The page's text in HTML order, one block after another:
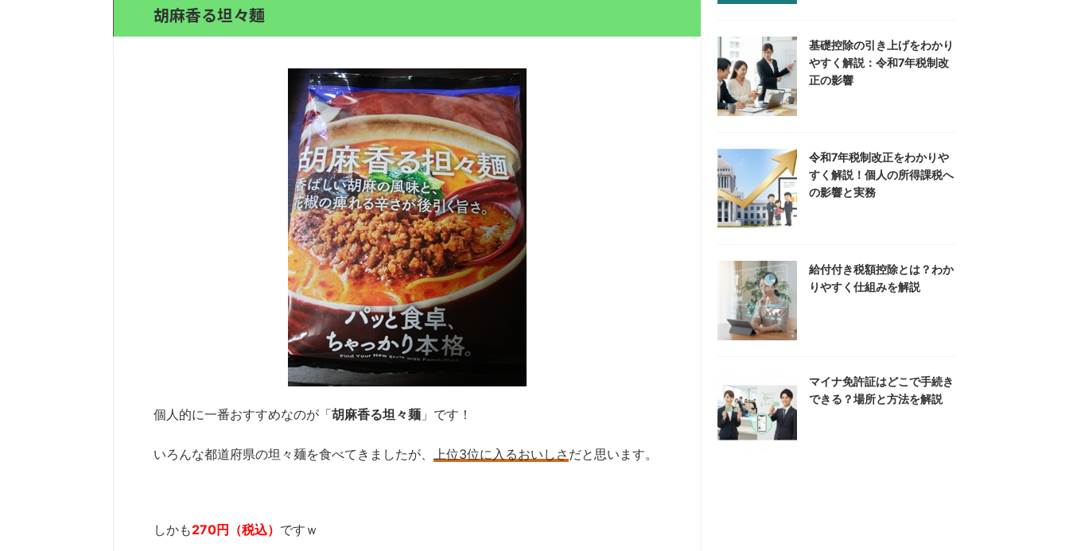
胡麻香る坦々麺
個人的に一番おすすめなのが「胡麻香る坦々麺 」です！
いろんな都道府県の坦々麺を食べてきましたが、 上位3位に入るおいしさ だと思います。
しかも270円（税込） ですｗ
基礎控除の引き上げをわかり
やすく解説：令和7年税制改
正の影響
令和7年税制改正をわかりや
すく解説！個人の所得課税へ
の影響と実務
給付付き税額控除とは？わか
りやすく仕組みを解説
マイナ免許証はどこで手続き
できる？場所と方法を解説